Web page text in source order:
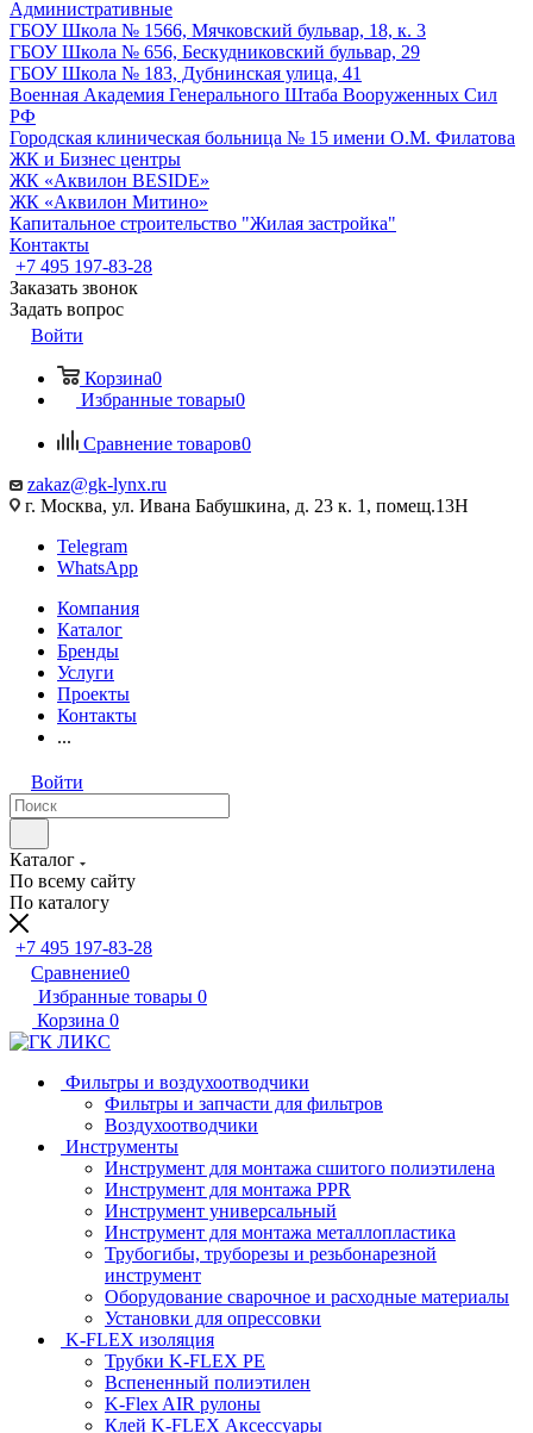
Административные
ГБОУ Школа № 1566, Мячковский бульвар, 18, к. 3
ГБОУ Школа № 656, Бескудниковский бульвар, 29
ГБОУ Школа № 183, Дубнинская улица, 41
Военная Академия Генерального Штаба Вооруженных Сил
РФ
Городская клиническая больница № 15 имени О.М. Филатова
ЖК и Бизнес центры
ЖК «Аквилон BESIDE»
ЖК «Аквилон Митино»
Капитальное строительство "Жилая застройка"
Контакты
+7 495 197-83-28
Заказать звонок
Задать вопрос
Войти
Корзина0
Избранные товары0
Сравнение товаров0
zakaz@gk-lynx.ru
г. Москва, ул. Ивана Бабушкина, д. 23 к. 1, помещ.13Н
Telegram
WhatsApp
Компания
Каталог
Бренды
Услуги
Проекты
Контакты
...
Войти
Каталог
По всему сайту
По каталогу
+7 495 197-83-28
Сравнение0
Избранные товары 0
Корзина 0
Фильтры и воздухоотводчики
Фильтры и запчасти для фильтров
Воздухоотводчики
Инструменты
Инструмент для монтажа сшитого полиэтилена
Инструмент для монтажа PPR
Инструмент универсальный
Инструмент для монтажа металлопластика
Трубогибы, труборезы и резьбонарезной
инструмент
Оборудование сварочное и расходные материалы
Установки для опрессовки
K-FLEX изоляция
Трубки K-FLEX PE
Вспененный полиэтилен
K-Flex AIR рулоны
Клей K-FLEX Аксессуары